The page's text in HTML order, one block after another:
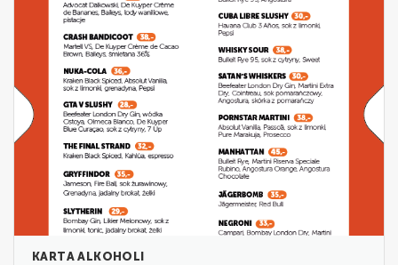
KARTA ALKOHOLI